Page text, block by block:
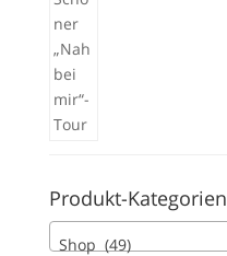
Produkt-Kategorien
Shop (49)